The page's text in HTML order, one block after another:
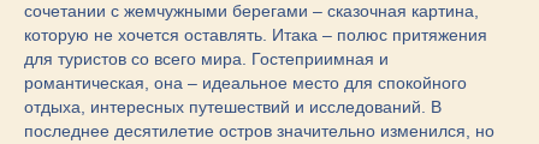
сочетании с жемчужными берегами – сказочная картина,
которую не хочется оставлять. Итака – полюс притяжения
для туристов со всего мира. Гостеприимная и
романтическая, она – идеальное место для спокойного
отдыха, интересных путешествий и исследований. В
последнее десятилетие остров значительно изменился, но